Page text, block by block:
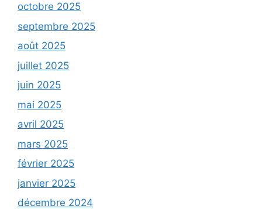
octobre 2025
septembre 2025
août 2025
juillet 2025
juin 2025
mai 2025
avril 2025
mars 2025
février 2025
janvier 2025
décembre 2024